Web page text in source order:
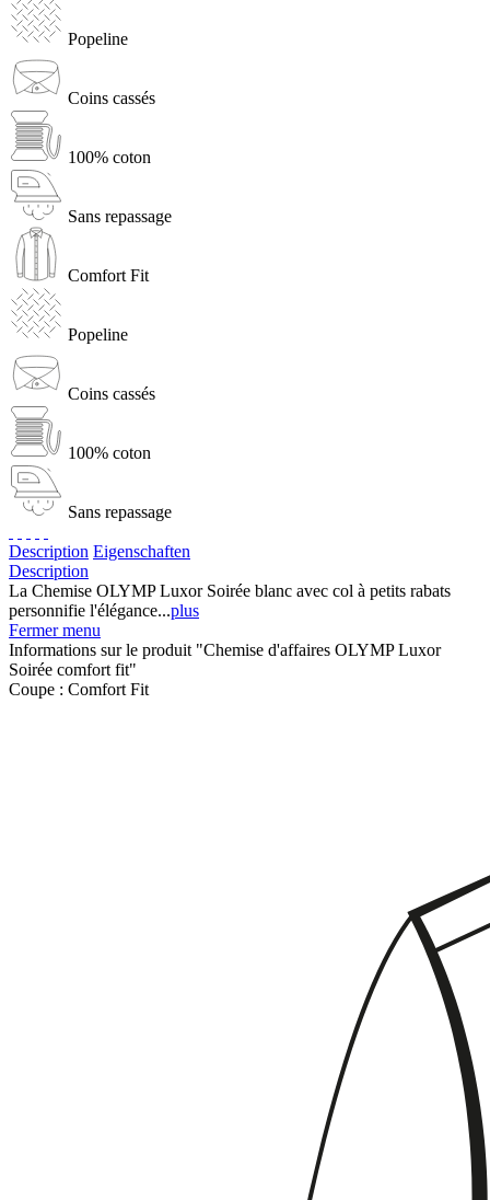
Popeline
Coins cassés
100% coton
Sans repassage
Comfort Fit
Popeline
Coins cassés
100% coton
Sans repassage
Description Eigenschaften
Description
La Chemise OLYMP Luxor Soirée blanc avec col à petits rabats
personnifie l'élégance...plus
Fermer menu
Informations sur le produit "Chemise d'affaires OLYMP Luxor
Soirée comfort fit"
Coupe : Comfort Fit